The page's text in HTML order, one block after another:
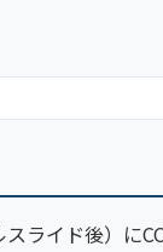
ライド後）に